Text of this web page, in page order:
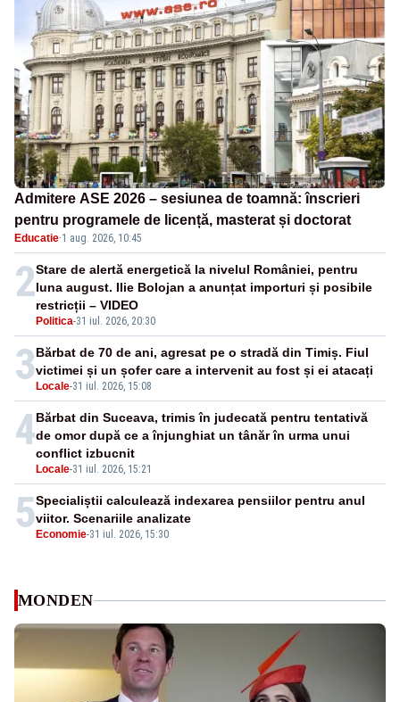
Admitere ASE 2026 – sesiunea de toamnă: înscrieri
pentru programele de licență, masterat și doctorat
Educatie·1 aug. 2026, 10:45
2
Politica-31 iul. 2026, 20:30
Stare de alertă energetică la nivelul României, pentru
luna august. Ilie Bolojan a anunțat importuri și posibile
restricții – VIDEO
3 Locale-31 iul. 2026, 15:08
Bărbat de 70 de ani, agresat pe o stradă din Timiș. Fiul
victimei și un șofer care a intervenit au fost și ei atacați
4
Locale-31 iul. 2026, 15:21
Bărbat din Suceava, trimis în judecată pentru tentativă
de omor după ce a înjunghiat un tânăr în urma unui
conflict izbucnit
5 Economie-31 iul. 2026, 15:30
Specialiștii calculează indexarea pensiilor pentru anul
viitor. Scenariile analizate
MONDEN